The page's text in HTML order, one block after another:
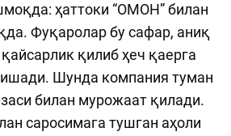
ҳаттоки “ОМОН” билан
Фуқаролар бу сафар, аниқ
қилиб ҳеч қаерга
Шунда компания туман
билан мурожаат қилади.
саросимага тушган аҳоли